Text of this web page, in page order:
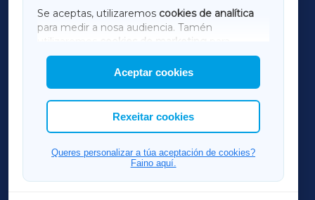
Se aceptas, utilizaremos cookies de analítica
para medir a nosa audiencia. Tamén
utilizaremos
cookies de marketing
mostrar publicidade de terceiros.
Así mesmo, podes personalizar a elección das
cookies que desexas permitir.
Aceptar cookies
Rexeitar cookies
Queres personalizar a túa aceptación de cookies?
Faino aquí.
AMARIÑAXA
RIBEIRASACRAXA
ACORUÑAXA
FERROLXA
OURENSEXA